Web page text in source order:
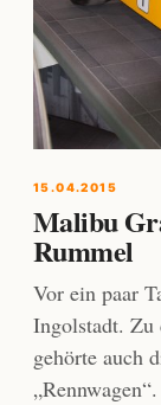
15.04.2015
Malibu
Rummel
Vor ein paar
Ingolstadt. Zu
gehörte auch